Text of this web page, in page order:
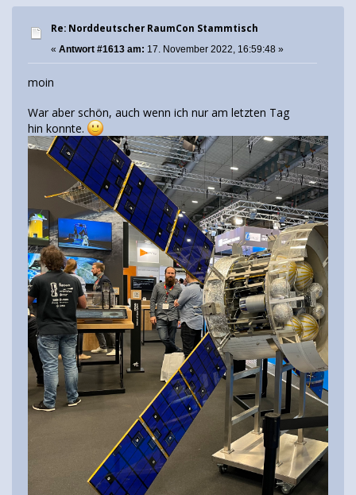
Re: Norddeutscher RaumCon Stammtisch
« Antwort #1613 am: 17. November 2022, 16:59:48 »
moin
War aber schön, auch wenn ich nur am letzten Tag
hin konnte.